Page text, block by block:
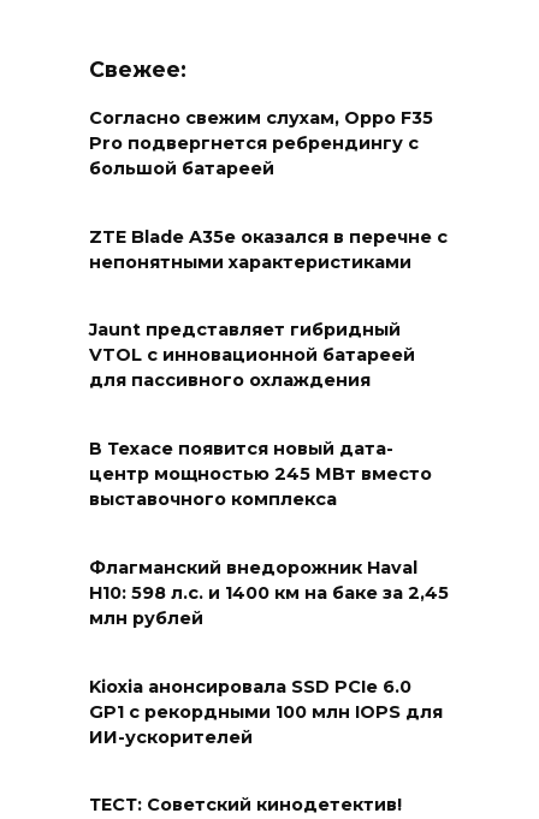
Свежее:
Согласно свежим слухам, Oppo F35
Pro подвергнется ребрендингу с
большой батареей
ZTE Blade A35e оказался в перечне с
непонятными характеристиками
Jaunt представляет гибридный
VTOL с инновационной батареей
для пассивного охлаждения
В Техасе появится новый дата-
центр мощностью 245 МВт вместо
выставочного комплекса
Флагманский внедорожник Haval
H10: 598 л.с. и 1400 км на баке за 2,45
млн рублей
Kioxia анонсировала SSD PCIe 6.0
GP1 с рекордными 100 млн IOPS для
ИИ-ускорителей
ТЕСТ: Советский кинодетектив!